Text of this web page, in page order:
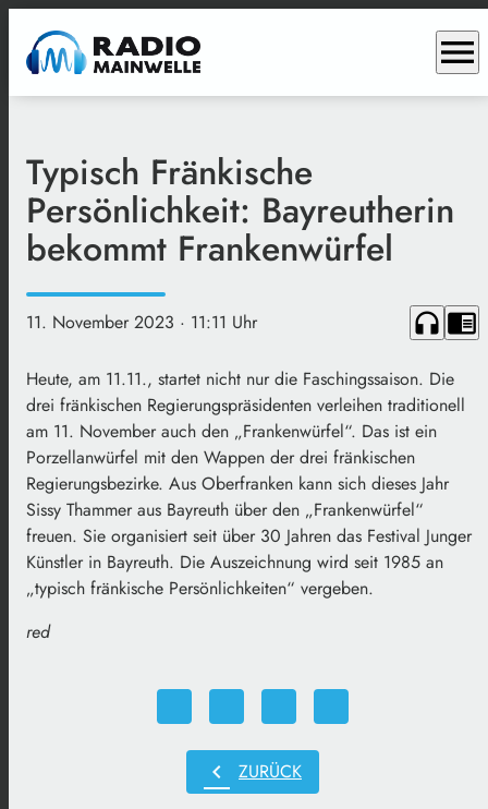
menu
Typisch Fränkische
Persönlichkeit: Bayreutherin
bekommt Frankenwürfel
11. November 2023 · 11:11 Uhr headphones chrome_reader_mode
Heute, am 11.11., startet nicht nur die Faschingssaison. Die
drei fränkischen Regierungspräsidenten verleihen traditionell
am 11. November auch den „Frankenwürfel“. Das ist ein
Porzellanwürfel mit den Wappen der drei fränkischen
Regierungsbezirke. Aus Oberfranken kann sich dieses Jahr
Sissy Thammer aus Bayreuth über den „Frankenwürfel“
freuen. Sie organisiert seit über 30 Jahren das Festival Junger
Künstler in Bayreuth. Die Auszeichnung wird seit 1985 an
„typisch fränkische Persönlichkeiten“ vergeben.
red
chevron_left ZURÜCK